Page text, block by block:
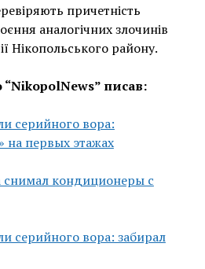
причетність
аналогічних злочинів
Нікопольського району.
писав:
серийного вора:
на первых этажах
кондиционеры с
серийного вора: забирал